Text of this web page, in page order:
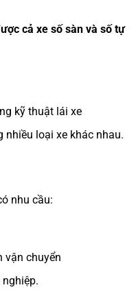
cả xe số sàn và số tự
kỹ thuật lái xe
nhiều loại xe khác nhau.
nhu cầu:
vận chuyển